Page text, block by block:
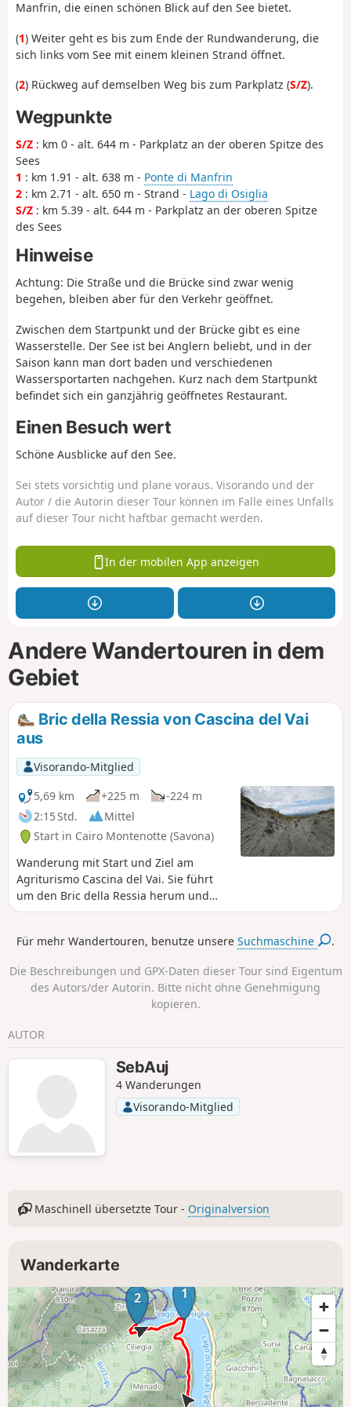
Manfrin, die einen schönen Blick auf den See bietet.
(1) Weiter geht es bis zum Ende der Rundwanderung, die
sich links vom See mit einem kleinen Strand öffnet.
(2) Rückweg auf demselben Weg bis zum Parkplatz (S/Z).
Wegpunkte
S/Z : km 0 - alt. 644 m - Parkplatz an der oberen Spitze des
Sees
1 : km 1.91 - alt. 638 m - Ponte di Manfrin
2 : km 2.71 - alt. 650 m - Strand - Lago di Osiglia
S/Z : km 5.39 - alt. 644 m - Parkplatz an der oberen Spitze
des Sees
Hinweise
Achtung: Die Straße und die Brücke sind zwar wenig
begehen, bleiben aber für den Verkehr geöffnet.
Zwischen dem Startpunkt und der Brücke gibt es eine
Wasserstelle. Der See ist bei Anglern beliebt, und in der
Saison kann man dort baden und verschiedenen
Wassersportarten nachgehen. Kurz nach dem Startpunkt
befindet sich ein ganzjährig geöffnetes Restaurant.
Einen Besuch wert
Schöne Ausblicke auf den See.
Sei stets vorsichtig und plane voraus. Visorando und der
Autor / die Autorin dieser Tour können im Falle eines Unfalls
auf dieser Tour nicht haftbar gemacht werden.
In der mobilen App anzeigen
Andere Wandertouren in dem
Gebiet
Bric della Ressia von Cascina del Vai
aus
Visorando-Mitglied
5,69 km
+225 m
-224 m
2:15 Std.
Mittel
Start in Cairo Montenotte (Savona)
Wanderung mit Start und Ziel am
Agriturismo Cascina del Vai. Sie führt
um den Bric della Ressia herum und
durch die Calanchi della Ressia.
und Ausblicke auf die gesamte Region
Für mehr Wandertouren, benutze unsereSuchmaschine .
Die Beschreibungen und GPX-Daten dieser Tour sind Eigentum
des Autors/der Autorin. Bitte nicht ohne Genehmigung
kopieren.
AUTOR
SebAuj
4 Wanderungen
Visorando-Mitglied
Maschinell übersetzte Tour - Originalversion
Wanderkarte
1
2